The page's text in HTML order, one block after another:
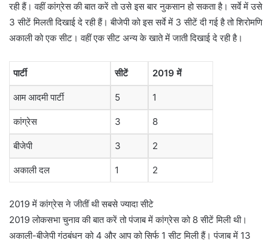
रही हैं। वहीं कांग्रेस की बात करें तो उसे इस बार नुकसान हो सकता है। सर्वे में उसे
3 सीटें मिलती दिखाई दे रही हैं। बीजेपी को इस सर्वे में 3 सीटें दी गई है तो शिरोमणि
अकाली को एक सीट। वहीं एक सीट अन्य के खाते में जाती दिखाई दे रही है।
पार्टी सीटें 2019 में
आम आदमी पार्टी 5 1
कांग्रेस 3 8
बीजेपी 3 2
अकाली दल 1 2
2019 में कांग्रेस ने जीतीं थी सबसे ज्यादा सीटे
2019 लोकसभा चुनाव की बात करें तो पंजाब में कांग्रेस को 8 सीटें मिली थी।
अकाली-बीजेपी गंठबंधन को 4 और आप को सिर्फ 1 सीट मिली हैं। पंजाब में 13